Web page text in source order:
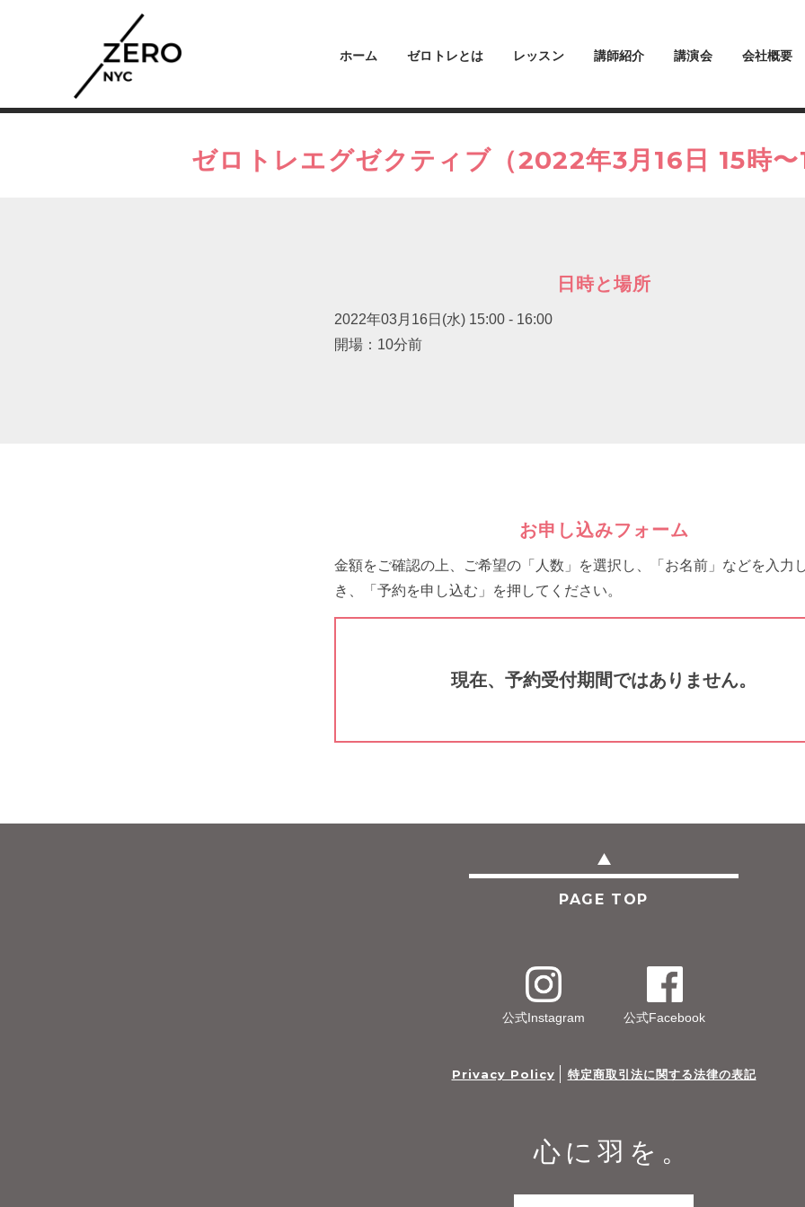
ホーム ゼロトレとは レッスン 講師紹介 講演会 会社概要
ゼロトレエグゼクティブ（2022年3月16日 15時
日時と場所
2022年03月16日(水) 15:00 - 16:00
開場：10分前
お申し込みフォーム
金額をご確認の上、ご希望の「人数」を選択し、「お名前」などを入力
き、「予約を申し込む」を押してください。
現在、予約受付期間ではありません。
PAGE TOP
公式Instagram 公式Facebook
Privacy Policy 特定商取引法に関する法律の表記
心に羽を。